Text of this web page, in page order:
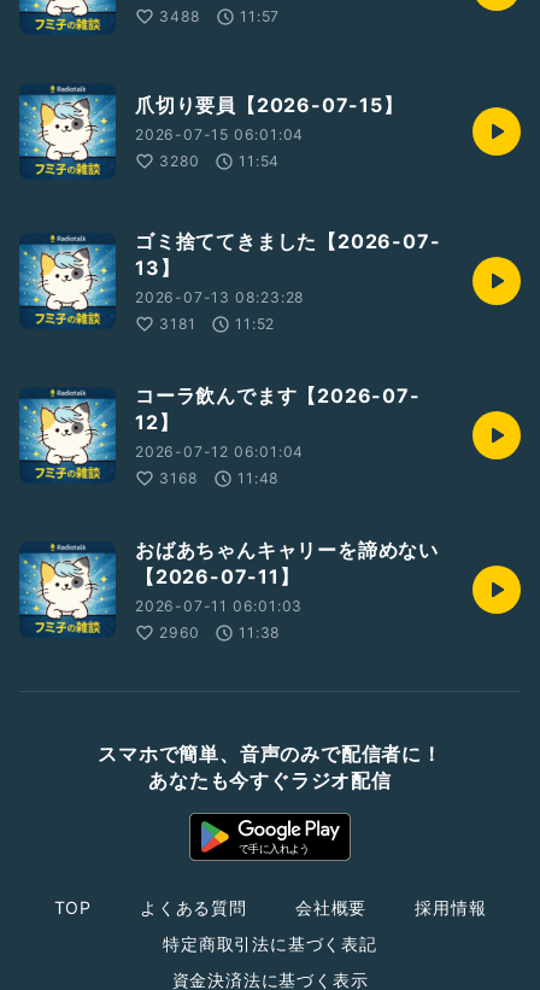
3488
11:57
爪切り要員【2026-07-15】
2026-07-15 06:01:04
3280
11:54
ゴミ捨ててきました【2026-07-
13】
2026-07-13 08:23:28
3181
11:52
コーラ飲んでます【2026-07-
12】
2026-07-12 06:01:04
3168
11:48
おばあちゃんキャリーを諦めない
【2026-07-11】
2026-07-11 06:01:03
2960
11:38
スマホで簡単、音声のみで配信者に！
あなたも今すぐラジオ配信
TOP よくある質問 会社概要
採用情報
特定商取引法に基づく表記
資金決済法に基づく表示